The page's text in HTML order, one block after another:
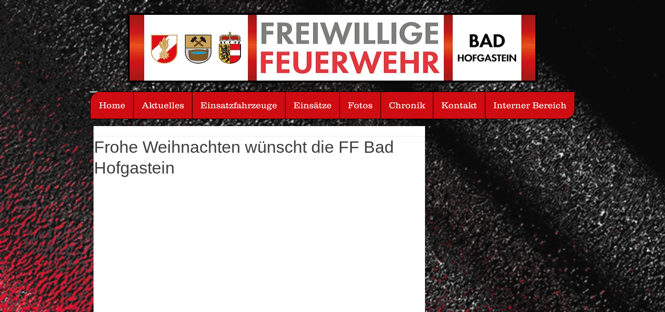
Frohe Weihnachten wünscht die FF Bad
Hofgastein
Home Aktuelles Einsatzfahrzeuge Einsätze Fotos Chronik Kontakt Interner Bereich